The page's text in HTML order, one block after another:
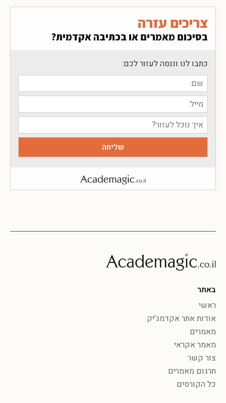
צריכים עזרה
בסיכום מאמרים או בכתיבה אקדמית?
כתבו לנו וננסה לעזור לכם:
באתר
ראשי
אודות אתר אקדמג'יק
מאמרים
מאמר אקראי
צור קשר
תרגום מאמרים
כל הקורסים